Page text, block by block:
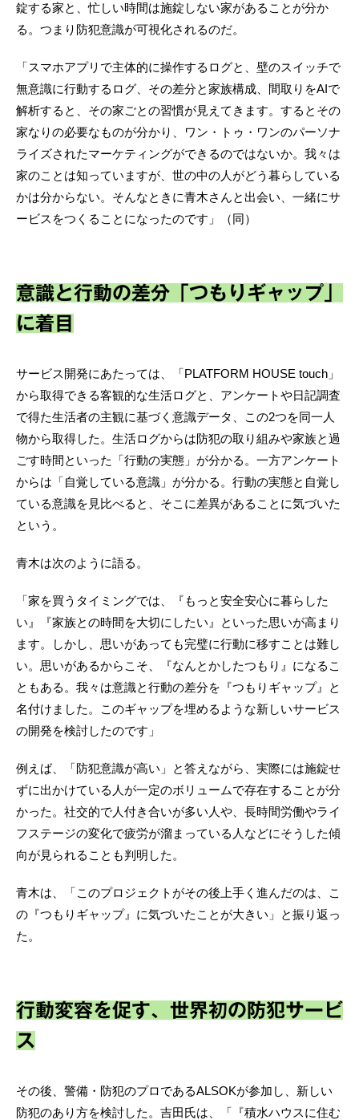
錠する家と、忙しい時間は施錠しない家があることが分か
る。つまり防犯意識が可視化されるのだ。
「スマホアプリで主体的に操作するログと、壁のスイッチで
無意識に行動するログ、その差分と家族構成、間取りをAIで
解析すると、その家ごとの習慣が見えてきます。するとその
家なりの必要なものが分かり、ワン・トゥ・ワンのパーソナ
ライズされたマーケティングができるのではないか。我々は
家のことは知っていますが、世の中の人がどう暮らしている
かは分からない。そんなときに青木さんと出会い、一緒にサ
ービスをつくることになったのです」（同）
意識と行動の差分「つもりギャップ」
に着目
サービス開発にあたっては、「PLATFORM HOUSE touch」
から取得できる客観的な生活ログと、アンケートや日記調査
で得た生活者の主観に基づく意識データ、この2つを同一人
物から取得した。生活ログからは防犯の取り組みや家族と過
ごす時間といった「行動の実態」が分かる。一方アンケート
からは「自覚している意識」が分かる。行動の実態と自覚し
ている意識を見比べると、そこに差異があることに気づいた
という。
青木は次のように語る。
「家を買うタイミングでは、『もっと安全安心に暮らした
い』『家族との時間を大切にしたい』といった思いが高まり
ます。しかし、思いがあっても完璧に行動に移すことは難し
い。思いがあるからこそ、『なんとかしたつもり』になるこ
ともある。我々は意識と行動の差分を『つもりギャップ』と
名付けました。このギャップを埋めるような新しいサービス
の開発を検討したのです」
例えば、「防犯意識が高い」と答えながら、実際には施錠せ
ずに出かけている人が一定のボリュームで存在することが分
かった。社交的で人付き合いが多い人や、長時間労働やライ
フステージの変化で疲労が溜まっている人などにそうした傾
向が見られることも判明した。
青木は、「このプロジェクトがその後上手く進んだのは、こ
の『つもりギャップ』に気づいたことが大きい」と振り返っ
た。
行動変容を促す、世界初の防犯サービ
ス
その後、警備・防犯のプロであるALSOKが参加し、新しい
防犯のあり方を検討した。吉田氏は、「『積水ハウスに住む